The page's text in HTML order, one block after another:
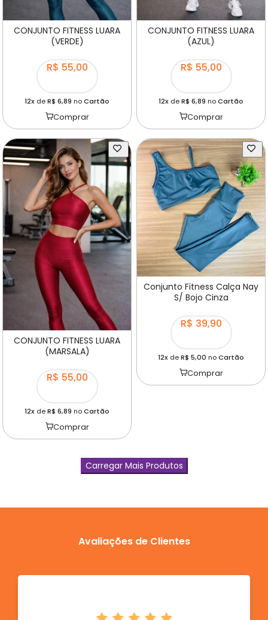
CONJUNTO FITNESS LUARA
(VERDE)
R$ 55,00
12x deR$ 6,89 noCartão
Comprar
CONJUNTO FITNESS LUARA
(AZUL)
R$ 55,00
12x deR$ 6,89 noCartão
Comprar
CONJUNTO FITNESS LUARA
(MARSALA)
R$ 55,00
12x deR$ 6,89 noCartão
Comprar
Conjunto Fitness Calça Nay
S/ Bojo Cinza
R$ 39,90
12x deR$ 5,00 noCartão
Comprar
Carregar Mais Produtos
Avaliações de Clientes